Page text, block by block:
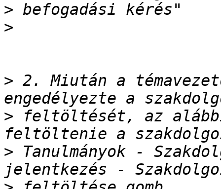
>
>
> 2. Miután a
> feltöltését, az alábbi
> Tanulmányok -